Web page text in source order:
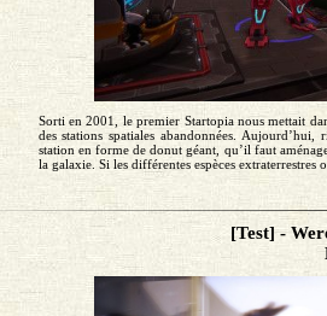
Sorti en 2001, le premier Startopia nous mettait
des stations spatiales abandonnées.
station en forme de donut géant, qu’il faut
la galaxie. Si les différentes espèces extraterrestres
[Test] -